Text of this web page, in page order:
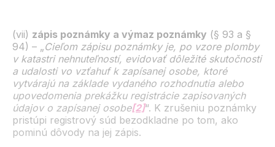
(vii) zápis poznámky a výmaz poznámky (§ 93 a §
94) – „Cieľom zápisu poznámky je, po vzore plomby
v katastri nehnuteľností, evidovať dôležité skutočnosti
a udalosti vo vzťahuf k zapísanej osobe, ktoré
vytvárajú na základe vydaného rozhodnutia alebo
upovedomenia prekážku registrácie zapisovaných
údajov o zapísanej osobe[2]“. K zrušeniu poznámky
pristúpi registrový súd bezodkladne po tom, ako
pominú dôvody na jej zápis.